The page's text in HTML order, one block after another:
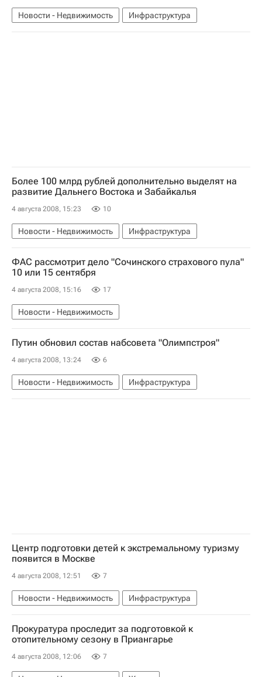
Новости - Недвижимость Инфраструктура
Более 100 млрд рублей дополнительно выделят на
развитие Дальнего Востока и Забайкалья
4 августа 2008, 15:23 10
Новости - Недвижимость Инфраструктура
ФАС рассмотрит дело "Сочинского страхового пула"
10 или 15 сентября
4 августа 2008, 15:16 17
Новости - Недвижимость
Путин обновил состав набсовета "Олимпстроя"
4 августа 2008, 13:24 6
Новости - Недвижимость Инфраструктура
Центр подготовки детей к экстремальному туризму
появится в Москве
4 августа 2008, 12:51 7
Новости - Недвижимость Инфраструктура
Прокуратура проследит за подготовкой к
отопительному сезону в Приангарье
4 августа 2008, 12:06 7